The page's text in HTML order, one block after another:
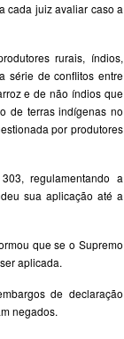
cada juiz avaliar caso a
rurais, índios,
série de conflitos entre
e de não índios que
de terras indígenas no
por produtores
regulamentando a
sua aplicação até a
que se o Supremo
aplicada.
de declaração
negados.